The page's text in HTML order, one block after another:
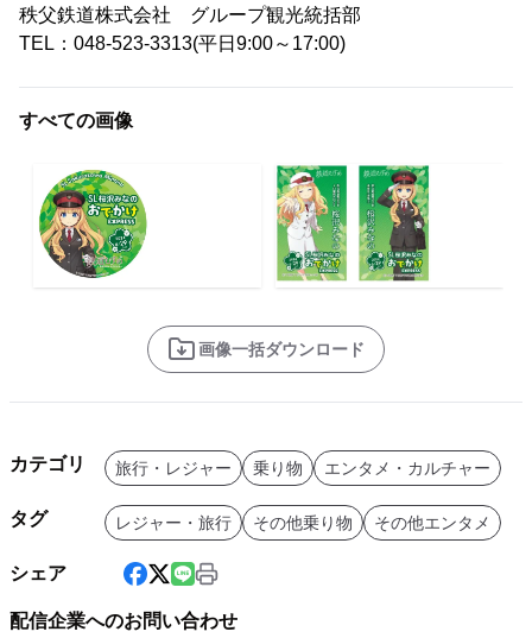
秩父鉄道株式会社 グループ観光統括部
TEL：048-523-3313(平日9:00～17:00)
すべての画像
画像一括ダウンロード
カテゴリ 旅行・レジャー 乗り物 エンタメ・カルチャー
タグ レジャー・旅行 その他乗り物 その他エンタメ
シェア
配信企業へのお問い合わせ